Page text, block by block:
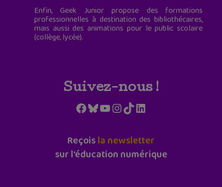
Enfin, Geek Junior propose des formations
professionnelles à destination des bibliothécaires,
mais aussi des animations pour le public scolaire
(collège, lycée).
Suivez-nous !
Facebook
Bluesky
YouTube
Instagram
TikTokLinkedIn
Reçoisla newsletter
sur l'éducation numérique